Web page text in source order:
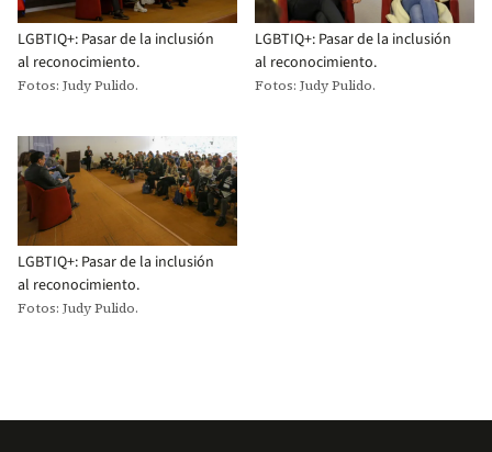
LGBTIQ+: Pasar de la inclusión
al reconocimiento.
Fotos: Judy Pulido.
LGBTIQ+: Pasar de la inclusión
al reconocimiento.
Fotos: Judy Pulido.
LGBTIQ+: Pasar de la inclusión
al reconocimiento.
Fotos: Judy Pulido.